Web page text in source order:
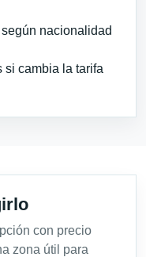
nacionalidad
si cambia la tarifa
con precio
zona útil para